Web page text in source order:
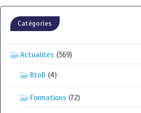
Catégories
Actualités (369)
BtoB (4)
Formations (72)